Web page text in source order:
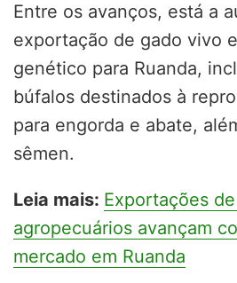
Entre os avanços, está a
exportação de gado vivo
genético para Ruanda,
búfalos destinados à
para engorda e abate,
sêmen.
Leia mais: Exportações
agropecuários avançam
mercado em Ruanda